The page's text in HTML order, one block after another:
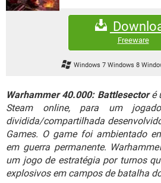
INSTAGRAM
JOGOS
EXCEL
GLOSSÁRIO
INSTAGRAM
GUIA DE COMPRAS
Freeware
Windows 7 Windows 8
Warhammer 40.000: Battlesectoré
Steam online, para um
dividida/compartilhada
Games. O game foi ambientado
em guerra permanente.
um jogo de estratégia por turnos
explosivos em campos de batalha